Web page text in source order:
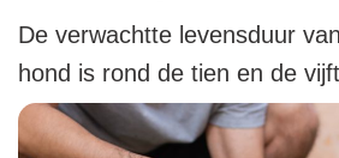
De verwachtte levensduur
hond is rond de tien en de